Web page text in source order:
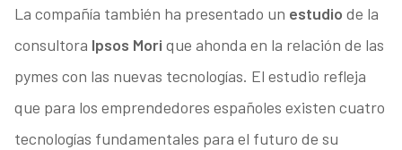
La compañía también ha presentado un estudio de la
consultora Ipsos Mori que ahonda en la relación de las
pymes con las nuevas tecnologías. El estudio refleja
que para los emprendedores españoles existen cuatro
tecnologías fundamentales para el futuro de su